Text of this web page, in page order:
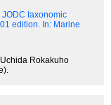
JODC taxonomic
edition. In: Marine
Rokakuho